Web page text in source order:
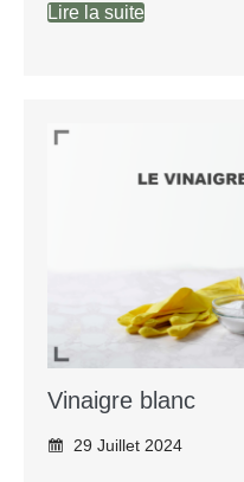
Lire la suite
Vinaigre blanc
29 Juillet 2024